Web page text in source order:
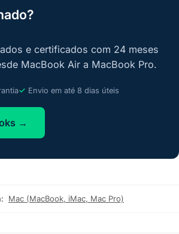
e certificados com 24 meses
MacBook Air a MacBook Pro.
Envio em até 8 dias úteis
→
Mac (MacBook, iMac, Mac Pro)